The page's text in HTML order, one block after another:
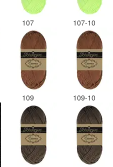
107 107-10
109 109-10